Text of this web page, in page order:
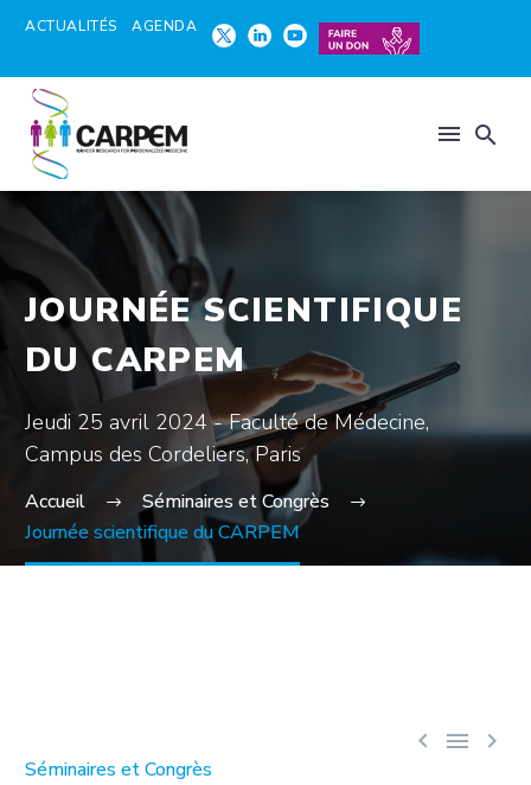
ACTUALITÉS AGENDA
JOURNÉE SCIENTIFIQUE
DU CARPEM
Jeudi 25 avril 2024 - Faculté de Médecine,
Campus des Cordeliers, Paris
Accueil
Séminaires et Congrès
Journée scientifique du CARPEM
  
Séminaires et Congrès